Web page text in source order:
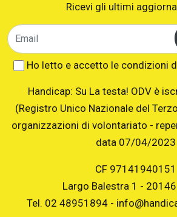
Ricevi gli ultimi
Ho letto e accetto le condizioni
Handicap: Su La testa! ODV è
(Registro Unico Nazionale del
organizzazioni di volontariato -
data 07/04/2023
CF 97141940151
Largo Balestra 1 -
Tel. 02 48951894 -